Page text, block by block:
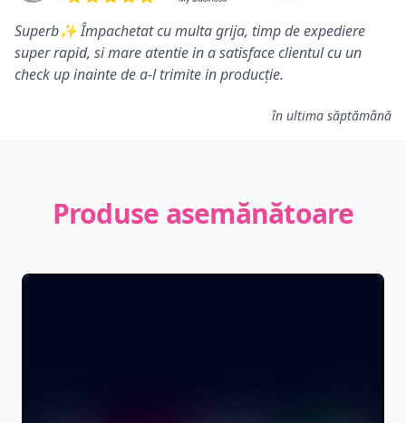
Superb✨ Împachetat cu multa grija, timp de expediere
super rapid, si mare atentie in a satisface clientul cu un
check up inainte de a-l trimite in producție.
în ultima săptămână
Produse asemănătoare